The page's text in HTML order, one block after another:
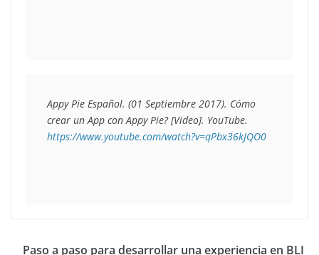
Appy Pie Español. (01 Septiembre 2017). Cómo
crear un App con Appy Pie?
https://www.youtube.com/watch?v=qPbx36kJQO0
Paso a paso para desarrollar una experiencia en BLI